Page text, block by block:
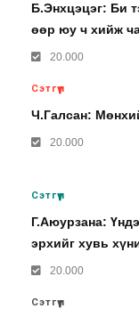
Б.Энхцэцэг: Би
өөр юу ч хийж
20.000
Сэтгүүл
Ч.Галсан:
20.000
Сэтгүүл
Г.Аюурзана:
эрхийг хувь
20.000
Сэтгүүл